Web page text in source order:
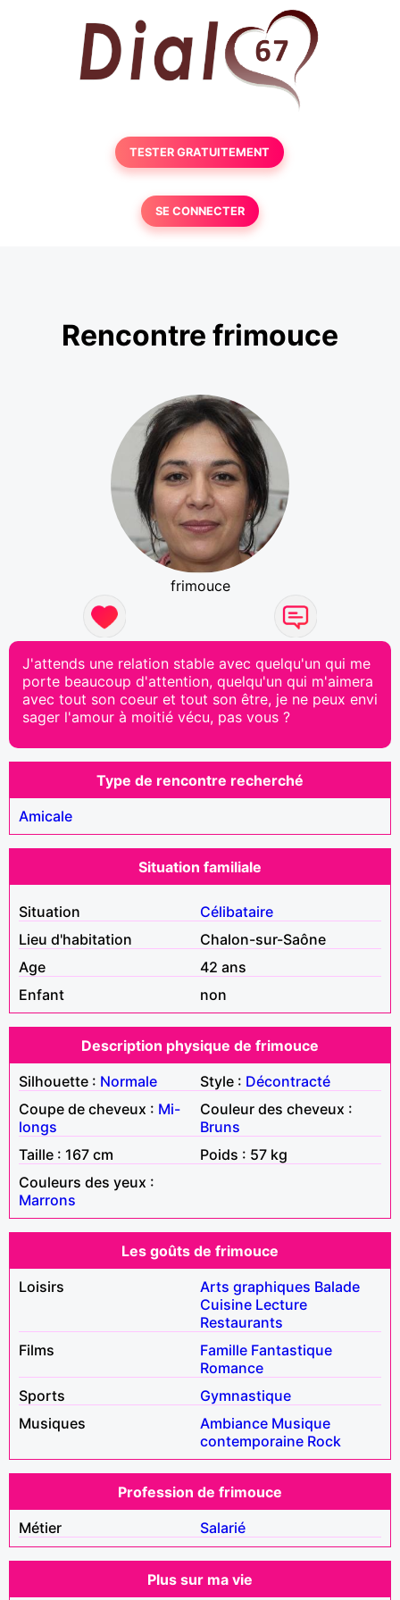
TESTER GRATUITEMENT
SE CONNECTER
Rencontre frimouce
frimouce
J'attends une relation stable avec quelqu'un qui me
porte beaucoup d'attention, quelqu'un qui m'aimera
avec tout son coeur et tout son être, je ne peux envi
sager l'amour à moitié vécu, pas vous ?
Type de rencontre recherché
Amicale
Situation familiale
Situation
Célibataire
Lieu d'habitation
Chalon-sur-Saône
Age
42 ans
Enfant
non
Description physique de frimouce
Silhouette : Normale Style : Décontracté
Coupe de cheveux : Mi-
longs
Couleur des cheveux :
Bruns
Taille : 167 cm
Poids : 57 kg
Couleurs des yeux :
Marrons
Les goûts de frimouce
Loisirs
Arts graphiques Balade
Cuisine Lecture
Restaurants
Films
Famille Fantastique
Romance
Sports
Gymnastique
Musiques
Ambiance Musique
contemporaine Rock
Profession de frimouce
Métier
Salarié
Plus sur ma vie